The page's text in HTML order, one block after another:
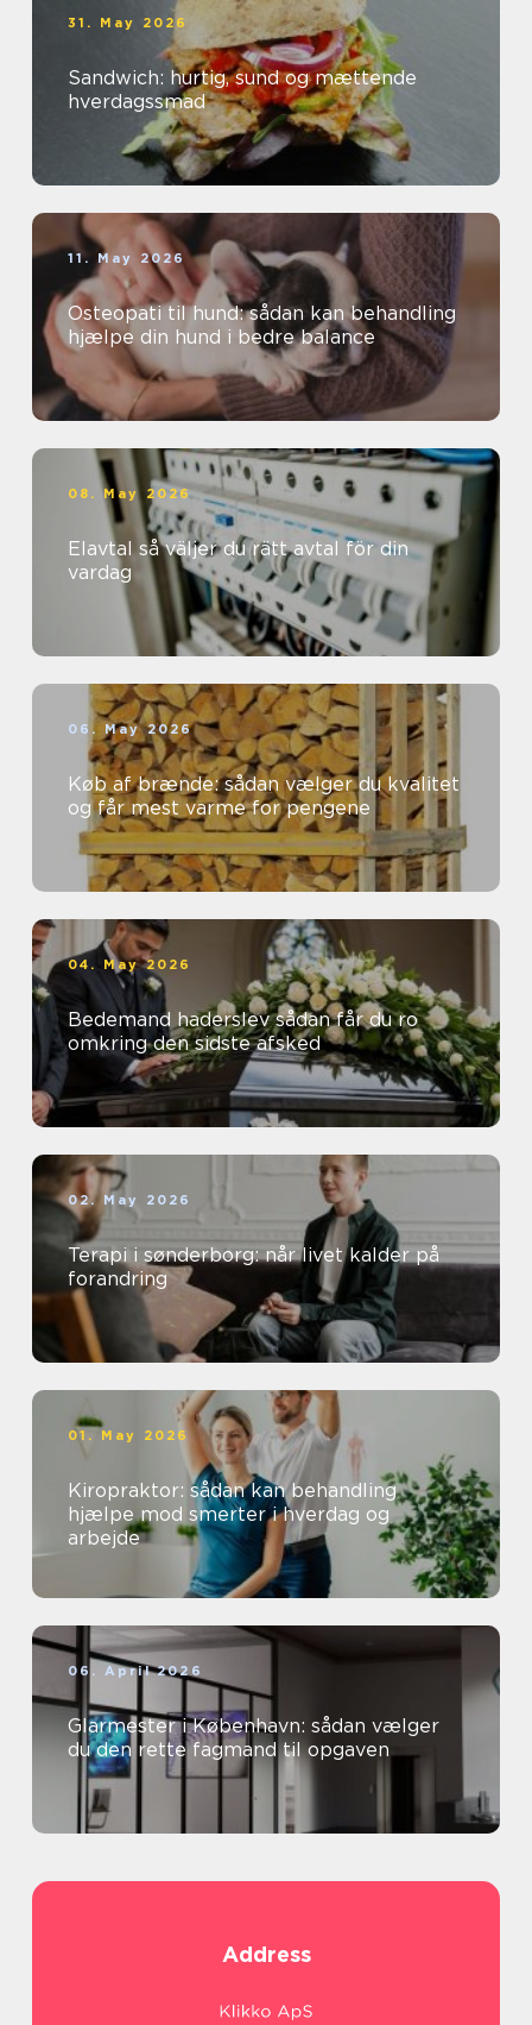
31. May 2026
Sandwich: hurtig, sund og mættende
hverdagssmad
11. May 2026
Osteopati til hund: sådan kan behandling
hjælpe din hund i bedre balance
08. May 2026
Elavtal så väljer du rätt avtal för din
vardag
06. May 2026
Køb af brænde: sådan vælger du kvalitet
og får mest varme for pengene
04. May 2026
Bedemand haderslev sådan får du ro
omkring den sidste afsked
02. May 2026
Terapi i sønderborg: når livet kalder på
forandring
01. May 2026
Kiropraktor: sådan kan behandling
hjælpe mod smerter i hverdag og
arbejde
06. April 2026
Glarmester i København: sådan vælger
du den rette fagmand til opgaven
Address